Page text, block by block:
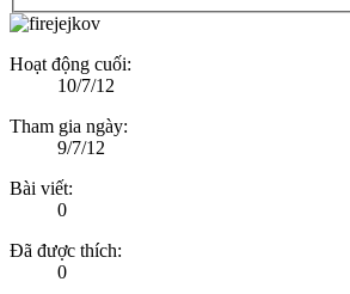
Hoạt động cuối:
10/7/12
Tham gia ngày:
9/7/12
Bài viết:
0
Đã được thích:
0